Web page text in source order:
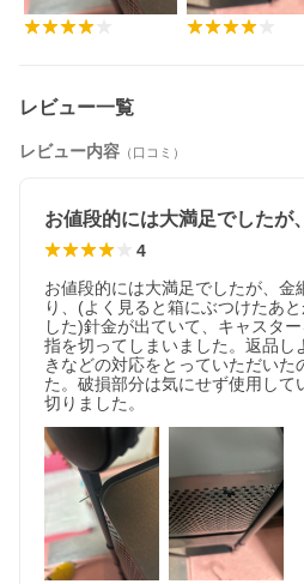
レビュー一覧
レビュー内容 （口コミ）
4
お値段的には大満足でしたが、金
り、(よく見ると箱にぶつけたあ
した)針金が出ていて、キャスタ
指を切ってしまいました。返品し
きなどの対応をとっていただいた
た。破損部分は気にせず使用して
切りました。